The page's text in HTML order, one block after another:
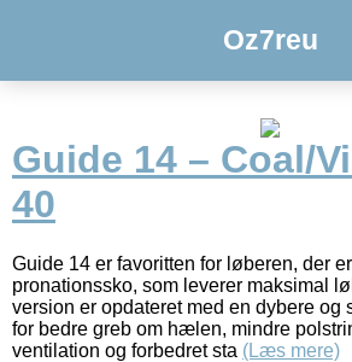
Oz7reu
Guide 14 – Coal/
40
Guide 14 er favoritten for løberen, der
pronationssko, som leverer maksimal
version er opdateret med en dybere
for bedre greb om hælen, mindre
ventilation og forbedret sta (Læs mere)